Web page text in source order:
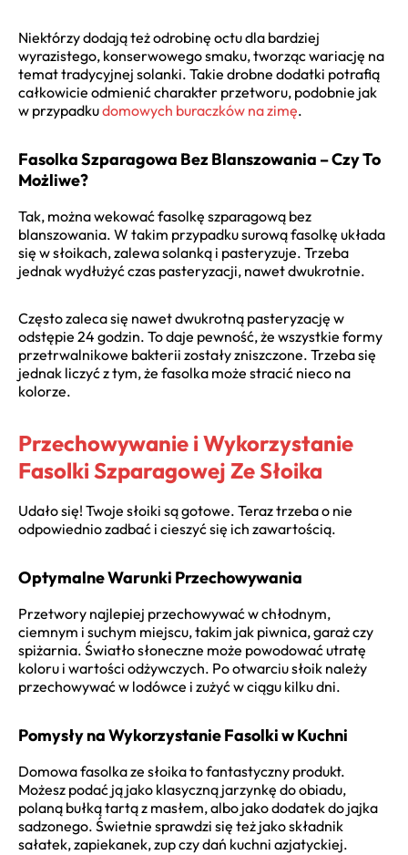
Niektórzy dodają też odrobinę octu dla bardziej
wyrazistego, konserwowego smaku, tworząc wariację na
temat tradycyjnej solanki. Takie drobne dodatki potrafią
całkowicie odmienić charakter przetworu, podobnie jak
w przypadkudomowych buraczków na zimę.
Fasolka Szparagowa Bez Blanszowania – Czy To
Możliwe?
Tak, można wekować fasolkę szparagową bez
blanszowania. W takim przypadku surową fasolkę układa
się w słoikach, zalewa solanką i pasteryzuje. Trzeba
jednak wydłużyć czas pasteryzacji, nawet dwukrotnie.
Często zaleca się nawet dwukrotną pasteryzację w
odstępie 24 godzin. To daje pewność, że wszystkie formy
przetrwalnikowe bakterii zostały zniszczone. Trzeba się
jednak liczyć z tym, że fasolka może stracić nieco na
kolorze.
Przechowywanie i Wykorzystanie
Fasolki Szparagowej Ze Słoika
Udało się! Twoje słoiki są gotowe. Teraz trzeba o nie
odpowiednio zadbać i cieszyć się ich zawartością.
Optymalne Warunki Przechowywania
Przetwory najlepiej przechowywać w chłodnym,
ciemnym i suchym miejscu, takim jak piwnica, garaż czy
spiżarnia. Światło słoneczne może powodować utratę
koloru i wartości odżywczych. Po otwarciu słoik należy
przechowywać w lodówce i zużyć w ciągu kilku dni.
Pomysły na Wykorzystanie Fasolki w Kuchni
Domowa fasolka ze słoika to fantastyczny produkt.
Możesz podać ją jako klasyczną jarzynkę do obiadu,
polaną bułką tartą z masłem, albo jako dodatek do jajka
sadzonego. Świetnie sprawdzi się też jako składnik
sałatek, zapiekanek, zup czy dań kuchni azjatyckiej.